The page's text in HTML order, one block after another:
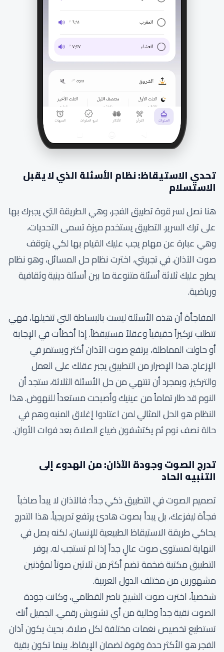
تحدي الاستيقاظ: نظام الأسئلة الذي لا يقبل
الاستسلام
هنا نصل لسر قوة تطبيق الفجر، وهي الطريقة التي يجبرك بها
على ترك السرير. التطبيق يستخدم ميزة تسمى التحديات،
وهي عبارة عن مهام يجب عليك القيام بها لكي يتوقف
صوت الآذان. في تجربتي، اخترت نظام حل المسائل، وهو نظام
يطرح عليك ثلاثة أسئلة متنوعة ما بين أسئلة دينية وثقافية
ورياضية.
المفاجأة أن هذه الأسئلة ليست بالبساطة التي تتخيلها، فهي
تتطلب تركيزاً حقيقياً وعقلاً مستيقظاً. إذا أخطأت في الإجابة
أو حاولت المماطلة، يرتفع صوت الآذان أكثر ويستمر في
الإزعاج. هذا الإصرار من التطبيق يجبر عقلك على العمل
والتركيز، وبمجرد أن تنتهي من حل الأسئلة الثلاثة، ستجد أن
النوم قد طار تماماً من عينيك وأصبحت مستعداً للنهوض. هذا
النظام هو الحل المثالي لمن اعتادوا إغلاق المنبه وهم في
حالة نصف نوم ثم يكتشفون ضياع الصلاة بعد فوات الأوان.
تدرج الصوت وجودة الآذان: من الهدوء إلى
التنبيه الحاد
تصميم الصوت في التطبيق ذكي جداً؛ فالآذان لا يبدأ صاخباً
فجأة ليفزعك، بل يبدأ بصوت هادئ يرتفع تدريجياً. هذا التدرج
يحاكي طريقة الاستيقاظ الطبيعية للإنسان، لكنه يصل في
النهاية لمستوى صوت عالٍ جداً إذا لم تستجب له. يوفر
التطبيق مكتبة ضخمة تضم أكثر من ثلاثين صوتاً لمؤذنين
مشهورين من مختلف الدول العربية.
شخصياً، اخترت صوت الشيخ ناصر القطامي، وكانت جودة
الصوت نقية جداً وخالية من أي تشويش رقمي. الجميل أنك
تستطيع تخصيص نغمات مختلفة لكل صلاة، بحيث يكون آذان
الفجر هو الأكثر حدة وقوة لضمان الإيقاظ، بينما تكون بقية